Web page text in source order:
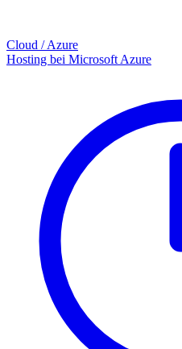
Cloud / Azure
Hosting bei Microsoft Azure